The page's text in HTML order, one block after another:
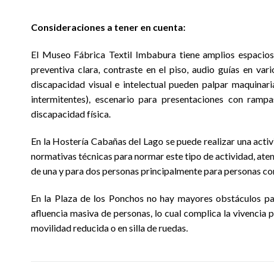
Consideraciones a tener en cuenta:
El Museo Fábrica Textil Imbabura tiene amplios
preventiva clara, contraste en el piso, audio guías en
discapacidad visual e intelectual pueden palpar
intermitentes), escenario para presentaciones con
discapacidad física.
En la Hostería Cabañas del Lago se puede realizar una
normativas técnicas para normar este tipo de actividad,
de una y para dos personas principalmente para personas
En la Plaza de los Ponchos no hay mayores obstáculos
afluencia masiva de personas, lo cual complica la
movilidad reducida o en silla de ruedas.